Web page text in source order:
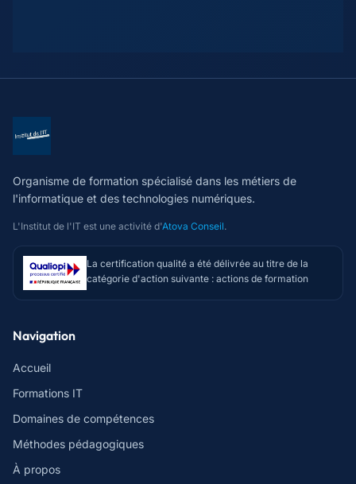
Organisme de formation spécialisé dans les métiers de
l'informatique et des technologies numériques.
L'Institut de l'IT est une activité d'Atova Conseil.
La certification qualité a été délivrée au titre de la
catégorie d'action suivante : actions de formation
Navigation
Accueil
Formations IT
Domaines de compétences
Méthodes pédagogiques
À propos